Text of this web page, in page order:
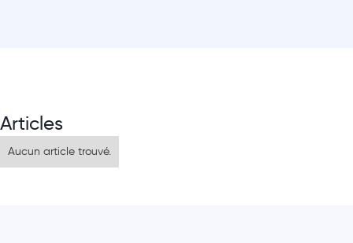
Articles
Aucun article trouvé.